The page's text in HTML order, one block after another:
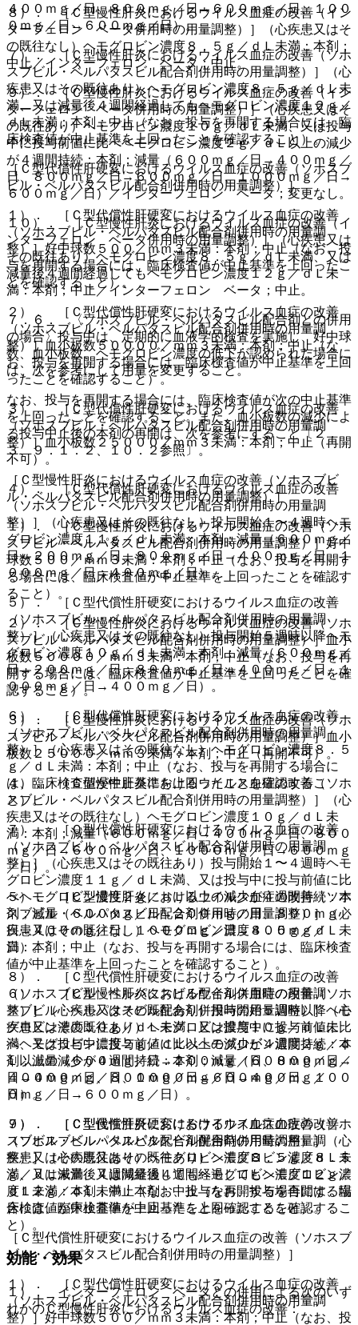
４００ｍｇ／日、８００ｍｇ／日→６００ｍｇ／日、１００
０ｍｇ／日→６００ｍｇ／日）。
７）． ［Ｃ型慢性肝炎におけるウイルス血症の改善（ソホ
スブビル・ベルパタスビル配合剤併用時の用量調整）］（心
疾患又はその既往あり）ヘモグロビン濃度８．５ｇ／ｄＬ未
満、又は減量後４週間経過してもヘモグロビン濃度１２ｇ／
ｄＬ未満：本剤；中止（なお、投与を再開する場合には、臨
床検査値が中止基準を上回ったことを確認すること）。
［Ｃ型代償性肝硬変におけるウイルス血症の改善（ソホスブ
ビル・ベルパタスビル配合剤併用時の用量調整）］
１）． ［Ｃ型代償性肝硬変におけるウイルス血症の改善
（ソホスブビル・ベルパタスビル配合剤併用時の用量調
整）］好中球数５００／ｍｍ３未満：本剤；中止（なお、投
与を再開する場合には、臨床検査値が中止基準を上回ったこ
とを確認すること）。
２）． ［Ｃ型代償性肝硬変におけるウイルス血症の改善
（ソホスブビル・ベルパタスビル配合剤併用時の用量調
整）］血小板数５００００／ｍｍ３未満：本剤；中止（な
お、投与を再開する場合には、臨床検査値が中止基準を上回
ったことを確認すること）。
３）． ［Ｃ型代償性肝硬変におけるウイルス血症の改善
（ソホスブビル・ベルパタスビル配合剤併用時の用量調
整）］血小板数２５０００／ｍｍ３未満：本剤；中止（再開
不可）。
４）． ［Ｃ型代償性肝硬変におけるウイルス血症の改善
（ソホスブビル・ベルパタスビル配合剤併用時の用量調
整）］（心疾患又はその既往なし）投与開始１〜４週時ヘモ
グロビン濃度１１ｇ／ｄＬ未満：本剤；減量（６００ｍｇ／
日→２００ｍｇ／日、８００ｍｇ／日→４００ｍｇ／日、１
０００ｍｇ／日→４００ｍｇ／日）。
５）． ［Ｃ型代償性肝硬変におけるウイルス血症の改善
（ソホスブビル・ベルパタスビル配合剤併用時の用量調
整）］（心疾患又はその既往なし）投与開始５週時以降ヘモ
グロビン濃度１０ｇ／ｄＬ未満：本剤；減量（６００ｍｇ／
日→２００ｍｇ／日、８００ｍｇ／日→４００ｍｇ／日、１
０００ｍｇ／日→４００ｍｇ／日）。
６）． ［Ｃ型代償性肝硬変におけるウイルス血症の改善
（ソホスブビル・ベルパタスビル配合剤併用時の用量調
整）］（心疾患又はその既往なし）ヘモグロビン濃度８．５
ｇ／ｄＬ未満：本剤；中止（なお、投与を再開する場合に
は、臨床検査値が中止基準を上回ったことを確認するこ
と）。
７）． ［Ｃ型代償性肝硬変におけるウイルス血症の改善
（ソホスブビル・ベルパタスビル配合剤併用時の用量調
整）］（心疾患又はその既往あり）投与開始１〜４週時ヘモ
グロビン濃度１１ｇ／ｄＬ未満、又は投与中に投与前値に比
べヘモグロビン濃度２ｇ／ｄＬ以上の減少が４週間持続：本
剤；減量（６００ｍｇ／日→２００ｍｇ／日、８００ｍｇ／
日→４００ｍｇ／日、１０００ｍｇ／日→４００ｍｇ／
日）。
８）． ［Ｃ型代償性肝硬変におけるウイルス血症の改善
（ソホスブビル・ベルパタスビル配合剤併用時の用量調
整）］（心疾患又はその既往あり）投与開始５週時以降ヘモ
グロビン濃度１０ｇ／ｄＬ未満、又は投与中に投与前値に比
べヘモグロビン濃度２ｇ／ｄＬ以上の減少が４週間持続：本
剤；減量（６００ｍｇ／日→２００ｍｇ／日、８００ｍｇ／
日→４００ｍｇ／日、１０００ｍｇ／日→４００ｍｇ／
日）。
９）． ［Ｃ型代償性肝硬変におけるウイルス血症の改善
（ソホスブビル・ベルパタスビル配合剤併用時の用量調
整）］（心疾患又はその既往あり）ヘモグロビン濃度８．５
ｇ／ｄＬ未満、又は減量後４週間経過してもヘモグロビン濃
度１２ｇ／ｄＬ未満：本剤；中止（なお、投与を再開する場
合には、臨床検査値が中止基準を上回ったことを確認するこ
と）。
効能・効果
１）． インターフェロン ベータとの併用による次のいず
れかのＣ型慢性肝炎におけるウイルス血症の改善：
８）． ［Ｃ型慢性肝炎におけるウイルス血症の改善（イン
ターフェロン ベータ併用時の用量調整）］（心疾患又はそ
の既往なし）ヘモグロビン濃度８．５ｇ／ｄＬ未満：本剤；
中止／インターフェロン ベータ；中止。
９）． ［Ｃ型慢性肝炎におけるウイルス血症の改善（イン
ターフェロン ベータ併用時の用量調整）］（心疾患又はそ
の既往あり）ヘモグロビン濃度１０ｇ／ｄＬ未満、又は投与
中に投与前値に比べヘモグロビン濃度２ｇ／ｄＬ以上の減少
が４週間持続：本剤；減量（６００ｍｇ／日→４００ｍｇ／
日、８００ｍｇ／日→６００ｍｇ／日、１０００ｍｇ／日→
６００ｍｇ／日）／インターフェロン ベータ；変更なし。
１０）． ［Ｃ型慢性肝炎におけるウイルス血症の改善（イ
ンターフェロン ベータ併用時の用量調整）］（心疾患又は
その既往あり）ヘモグロビン濃度８．５ｇ／ｄＬ未満、又は
減量後４週間経過してもヘモグロビン濃度１２ｇ／ｄＬ未
満：本剤；中止／インターフェロン ベータ；中止。
７．６． 〈ソホスブビル・ベルパタスビル配合剤との併用
の場合〉投与中は、定期的に血液学的検査を実施し、好中球
数、血小板数、ヘモグロビン濃度の低下が認められた場合に
は、次を参考にして用量を変更すること。
なお、投与を再開する場合には、臨床検査値が次の中止基準
を上回ったことを確認すること。また、血小板数の減少によ
る投与中止後の本剤の再開は、次を参考にすること〔２．
３、９．１．２、１０．２参照〕。
［Ｃ型慢性肝炎におけるウイルス血症の改善（ソホスブビ
ル・ベルパタスビル配合剤併用時の用量調整）］
１）． ［Ｃ型慢性肝炎におけるウイルス血症の改善（ソホ
スブビル・ベルパタスビル配合剤併用時の用量調整）］好中
球数５００／ｍｍ３未満：本剤；中止（なお、投与を再開す
る場合には、臨床検査値が中止基準を上回ったことを確認す
ること）。
２）． ［Ｃ型慢性肝炎におけるウイルス血症の改善（ソホ
スブビル・ベルパタスビル配合剤併用時の用量調整）］血小
板数５００００／ｍｍ３未満：本剤；中止（なお、投与を再
開する場合には、臨床検査値が中止基準を上回ったことを確
認すること）。
３）． ［Ｃ型慢性肝炎におけるウイルス血症の改善（ソホ
スブビル・ベルパタスビル配合剤併用時の用量調整）］血小
板数２５０００／ｍｍ３未満：本剤；中止（再開不可）。
４）． ［Ｃ型慢性肝炎におけるウイルス血症の改善（ソホ
スブビル・ベルパタスビル配合剤併用時の用量調整）］（心
疾患又はその既往なし）ヘモグロビン濃度１０ｇ／ｄＬ未
満：本剤；減量（６００ｍｇ／日→４００ｍｇ／日、８００
ｍｇ／日→６００ｍｇ／日、１０００ｍｇ／日→６００ｍｇ
／日）。
５）． ［Ｃ型慢性肝炎におけるウイルス血症の改善（ソホ
スブビル・ベルパタスビル配合剤併用時の用量調整）］（心
疾患又はその既往なし）ヘモグロビン濃度８．５ｇ／ｄＬ未
満：本剤；中止（なお、投与を再開する場合には、臨床検査
値が中止基準を上回ったことを確認すること）。
６）． ［Ｃ型慢性肝炎におけるウイルス血症の改善（ソホ
スブビル・ベルパタスビル配合剤併用時の用量調整）］（心
疾患又はその既往あり）ヘモグロビン濃度１０ｇ／ｄＬ未
満、又は投与中に投与前値に比べヘモグロビン濃度２ｇ／ｄ
Ｌ以上の減少が４週間持続：本剤；減量（６００ｍｇ／日→
４００ｍｇ／日、８００ｍｇ／日→６００ｍｇ／日、１００
０ｍｇ／日→６００ｍｇ／日）。
７）． ［Ｃ型慢性肝炎におけるウイルス血症の改善（ソホ
スブビル・ベルパタスビル配合剤併用時の用量調整）］（心
疾患又はその既往あり）ヘモグロビン濃度８．５ｇ／ｄＬ未
満、又は減量後４週間経過してもヘモグロビン濃度１２ｇ／
ｄＬ未満：本剤；中止（なお、投与を再開する場合には、臨
床検査値が中止基準を上回ったことを確認すること）。
［Ｃ型代償性肝硬変におけるウイルス血症の改善（ソホスブ
ビル・ベルパタスビル配合剤併用時の用量調整）］
１）． ［Ｃ型代償性肝硬変におけるウイルス血症の改善
（ソホスブビル・ベルパタスビル配合剤併用時の用量調
整）］好中球数５００／ｍｍ３未満：本剤；中止（なお、投